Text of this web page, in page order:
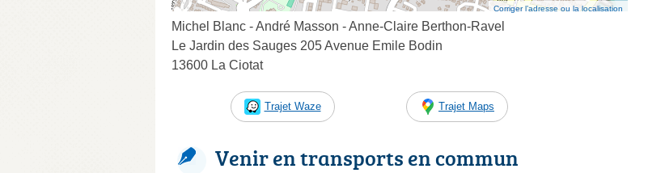
Corriger l’adresse ou la localisation
Michel Blanc - André Masson - Anne-Claire Berthon-Ravel
Le Jardin des Sauges 205 Avenue Emile Bodin
13600 La Ciotat
Trajet Waze Trajet Maps
Venir en transports en commun